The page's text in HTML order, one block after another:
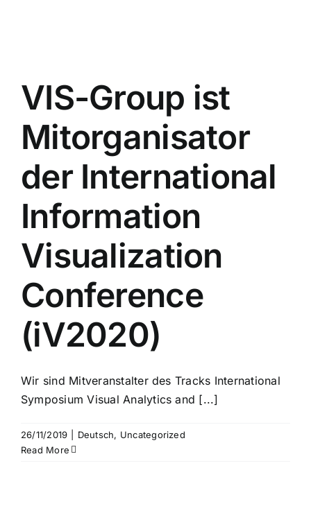
VIS-Group ist
Mitorganisator
der International
Information
Visualization
Conference
(iV2020)
Wir sind Mitveranstalter des Tracks International
Symposium Visual Analytics and [...]
26/11/2019 Deutsch, Uncategorized
Read More